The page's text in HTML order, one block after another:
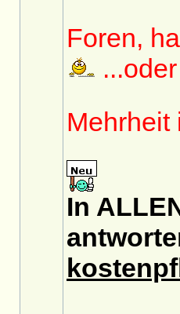
Foren,
In